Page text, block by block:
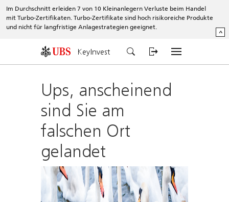
Im Durchschnitt erleiden 7 von 10 Kleinanlegern Verluste beim Handel
mit Turbo-Zertifikaten. Turbo-Zertifikate sind hoch risikoreiche Produkte
und nicht für langfristige Anlagestrategien geeignet.
^
KeyInvest
Ups, anscheinend
sind Sie am
falschen Ort
gelandet